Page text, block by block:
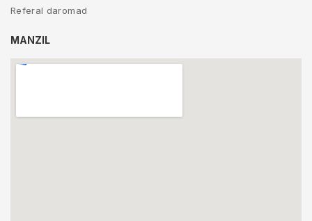
Referal daromad
MANZIL